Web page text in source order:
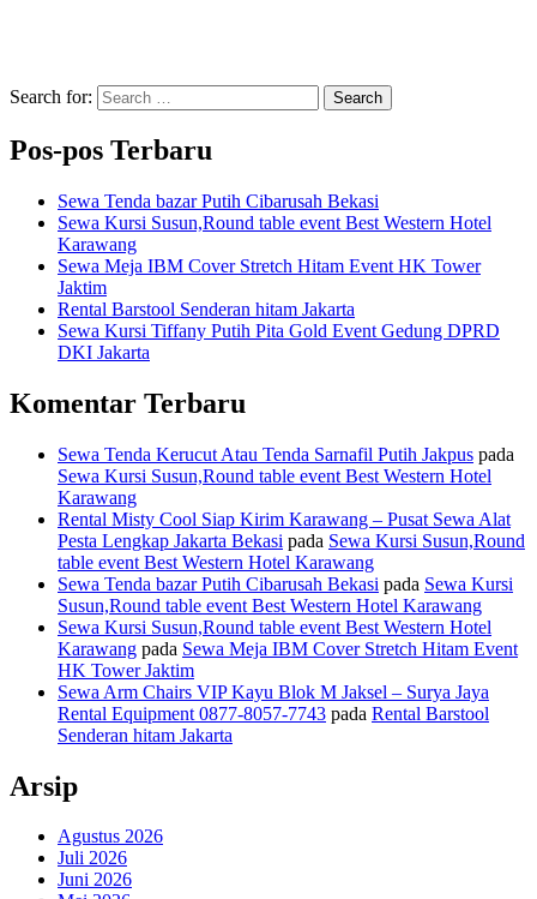
Search for: Search
Pos-pos Terbaru
Sewa Tenda bazar Putih Cibarusah Bekasi
Sewa Kursi Susun,Round table event Best Western Hotel
Karawang
Sewa Meja IBM Cover Stretch Hitam Event HK Tower
Jaktim
Rental Barstool Senderan hitam Jakarta
Sewa Kursi Tiffany Putih Pita Gold Event Gedung DPRD
DKI Jakarta
Komentar Terbaru
Sewa Tenda Kerucut Atau Tenda Sarnafil Putih Jakpus pada
Sewa Kursi Susun,Round table event Best Western Hotel
Karawang
Rental Misty Cool Siap Kirim Karawang – Pusat Sewa Alat
Pesta Lengkap Jakarta Bekasi pada Sewa Kursi Susun,Round
table event Best Western Hotel Karawang
Sewa Tenda bazar Putih Cibarusah Bekasi pada Sewa Kursi
Susun,Round table event Best Western Hotel Karawang
Sewa Kursi Susun,Round table event Best Western Hotel
Karawang pada Sewa Meja IBM Cover Stretch Hitam Event
HK Tower Jaktim
Sewa Arm Chairs VIP Kayu Blok M Jaksel – Surya Jaya
Rental Equipment 0877-8057-7743 pada Rental Barstool
Senderan hitam Jakarta
Arsip
Agustus 2026
Juli 2026
Juni 2026